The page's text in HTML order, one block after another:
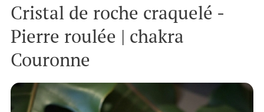
Cristal de roche craquelé -
Pierre roulée | chakra
Couronne